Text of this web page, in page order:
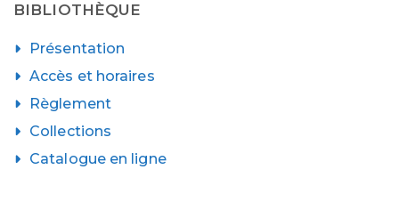
BIBLIOTHÈQUE
Présentation
Accès et horaires
Règlement
Collections
Catalogue en ligne